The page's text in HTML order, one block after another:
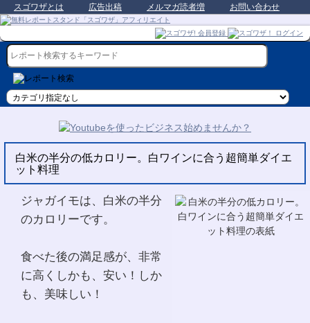
スゴワザとは 広告出稿 メルマガ読者増 お問い合わせ
白米の半分の低カロリー。白ワインに合う超簡単ダイエ
ット料理
ジャガイモは、白米の半分
のカロリーです。
食べた後の満足感が、非常
に高くしかも、安い！しか
も、美味しい！